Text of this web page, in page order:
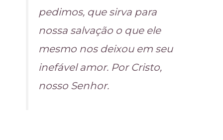
pedimos, que sirva para
nossa salvação o que ele
mesmo nos deixou em seu
inefável amor. Por Cristo,
nosso Senhor.